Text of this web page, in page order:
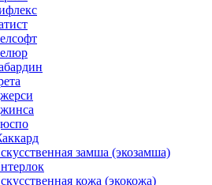
замша (экозамша)
кожа (экокожа)